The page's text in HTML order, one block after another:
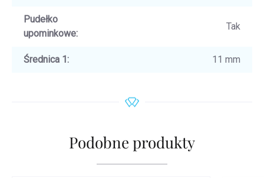
Pudełko
upominkowe:
Tak
Średnica 1: 11 mm
Podobne produkty